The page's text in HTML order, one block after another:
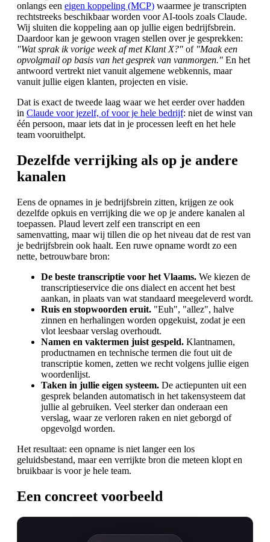
onlangs een eigen koppeling (MCP) waarmee je transcripten
rechtstreeks beschikbaar worden voor AI-tools zoals Claude.
Wij sluiten die koppeling aan op jullie eigen bedrijfsbrein.
Daardoor kan je gewoon vragen stellen over je gesprekken:
"Wat sprak ik vorige week af met Klant X?" of "Maak een
opvolgmail op basis van het gesprek van vanmorgen." En het
antwoord vertrekt niet vanuit algemene webkennis, maar
vanuit jullie eigen klanten, projecten en visie.
Dat is exact de tweede laag waar we het eerder over hadden
in Claude voor jezelf, of voor je hele bedrijf: niet de winst van
één persoon, maar iets dat in je processen leeft en het hele
team vooruithelpt.
Dezelfde verrijking als op je andere
kanalen
Eens de opnames in je bedrijfsbrein zitten, krijgen ze ook
dezelfde opkuis en verrijking die we op je andere kanalen al
toepassen. Plaud levert zelf een transcript en een
samenvatting, maar wij tillen die op het niveau dat de rest van
je bedrijfsbrein ook haalt. Een ruwe opname wordt zo een
nette, betrouwbare bron:
De beste transcriptie voor het Vlaams. We kiezen de
transcriptieservice die ons dialect en accent het best
aankan, in plaats van wat standaard meegeleverd wordt.
Ruis en stopwoorden eruit. "Euh", "allez", halve
zinnen en herhalingen worden opgekuist, zodat je een
vlot leesbaar verslag overhoudt.
Namen en vaktermen juist gespeld. Klantnamen,
productnamen en technische termen die fout uit de
transcriptie komen, zetten we recht volgens jullie eigen
woordenlijst.
Taken in jullie eigen systeem. De actiepunten uit een
gesprek belanden automatisch in het takensysteem dat
jullie al gebruiken. Veel sterker dan onderaan een
verslag, waar ze verloren raken en niet geborgd of
opgevolgd worden.
Het resultaat: een opname is niet langer een los
geluidsbestand, maar een verrijkte bron die meteen klopt en
bruikbaar is voor je hele team.
Een concreet voorbeeld